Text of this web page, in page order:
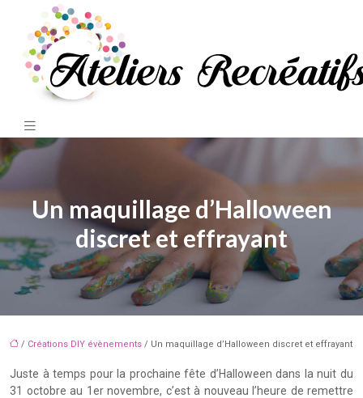
Un maquillage d’Halloween
discret et effrayant
/ Créations DIY évènements / Un maquillage d’Halloween discret et effrayant
Juste à temps pour la prochaine fête d’Halloween dans la nuit du
31 octobre au 1er novembre, c’est à nouveau l’heure de remettre